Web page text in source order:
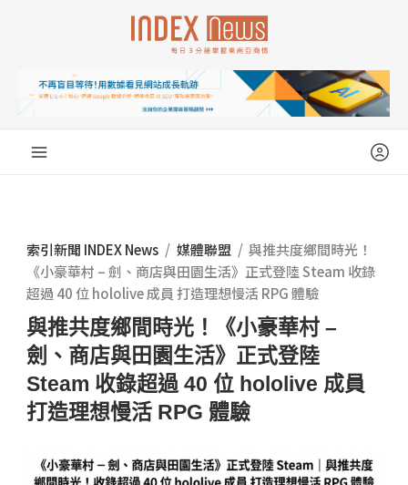
索引新聞 INDEX News / 媒體聯盟 / 與推共度鄉間時光！
《小豪華村 – 劍、商店與田園生活》正式登陸 Steam 收錄
超過 40 位 hololive 成員 打造理想慢活 RPG 體驗
與推共度鄉間時光！《小豪華村 –
劍、商店與田園生活》正式登陸
Steam 收錄超過 40 位 hololive 成員
打造理想慢活 RPG 體驗